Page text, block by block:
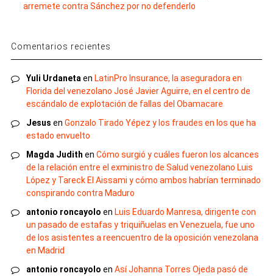
arremete contra Sánchez por no defenderlo
Comentarios recientes
Yuli Urdaneta en LatinPro Insurance, la aseguradora en
Florida del venezolano José Javier Aguirre, en el centro de
escándalo de explotación de fallas del Obamacare
Jesus en Gonzalo Tirado Yépez y los fraudes en los que ha
estado envuelto
Magda Judith en Cómo surgió y cuáles fueron los alcances
de la relación entre el exministro de Salud venezolano Luis
López y Tareck El Aissami y cómo ambos habrían terminado
conspirando contra Maduro
antonio roncayolo en Luis Eduardo Manresa, dirigente con
un pasado de estafas y triquiñuelas en Venezuela, fue uno
de los asistentes a reencuentro de la oposición venezolana
en Madrid
antonio roncayolo en Así Johanna Torres Ojeda pasó de